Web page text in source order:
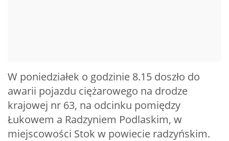
W poniedziałek o godzinie 8.15 doszło do
awarii pojazdu ciężarowego na drodze
krajowej nr 63, na odcinku pomiędzy
Łukowem a Radzyniem Podlaskim, w
miejscowości Stok w powiecie radzyńskim.